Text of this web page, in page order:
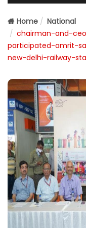
Home
National
chairman-and-
participated-amrit-
new-delhi-railway-